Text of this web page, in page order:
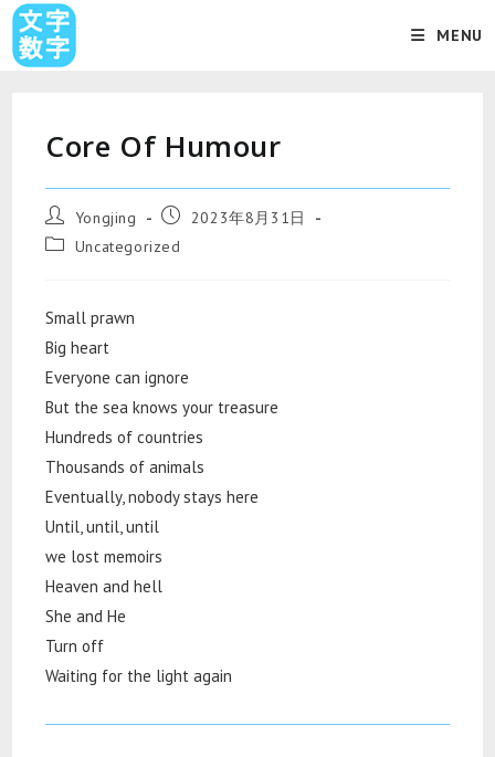
MENU
Core Of Humour
Yongjing
2023年8月31日
Uncategorized
Small prawn
Big heart
Everyone can ignore
But the sea knows your treasure
Hundreds of countries
Thousands of animals
Eventually, nobody stays here
Until, until, until
we lost memoirs
Heaven and hell
She and He
Turn off
Waiting for the light again